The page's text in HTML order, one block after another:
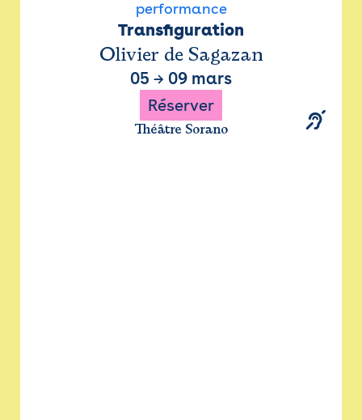
performance
Transfiguration
Olivier de Sagazan
05 → 09 mars
Réserver
Théâtre Sorano